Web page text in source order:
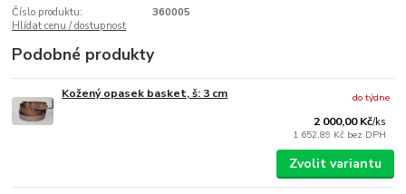
Číslo produktu:
360005
Hlídat cenu / dostupnost
Podobné produkty
Kožený opasek basket, š: 3 cm
2 000,00 Kč/ks
1 652,89 Kč bez DPH
do týdne
Zvolit variantu